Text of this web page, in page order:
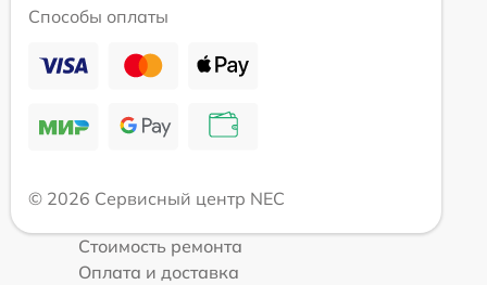
Способы оплаты
© 2026 Сервисный центр NEC
Стоимость ремонта
Оплата и доставка